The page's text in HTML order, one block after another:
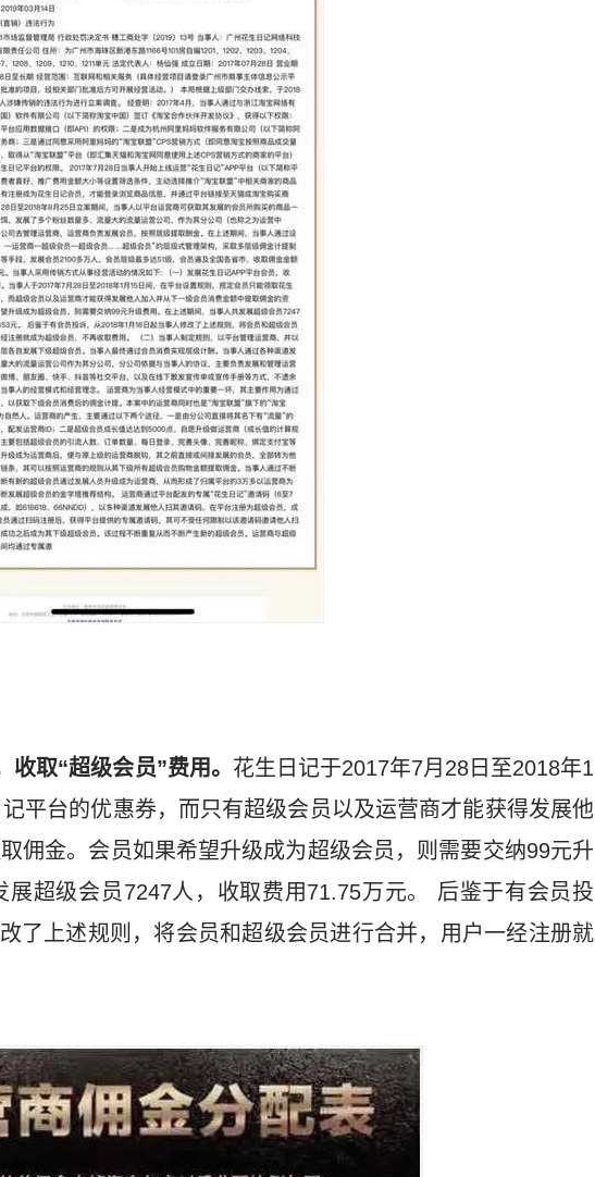
取“超级会员”费用。 花生日记于2017年7月28日至2018年1
平台的优惠券，而只有超级会员以及运营商才能获得发展他
佣金。会员如果希望升级成为超级会员，则需要交纳99元升
超级会员7247人，收取费用71.75万元。 后鉴于有会员投
了上述规则，将会员和超级会员进行合并，用户一经注册就